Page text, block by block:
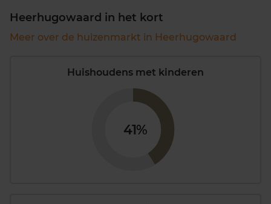
Heerhugowaard in het kort
Meer over de huizenmarkt in Heerhugowaard
Huishoudens met kinderen
41%